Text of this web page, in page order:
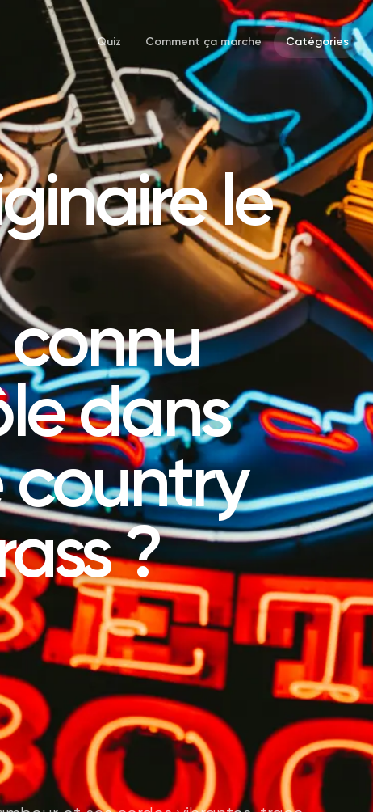
Quiz Comment ça marche Catégories
le
dans
country
?